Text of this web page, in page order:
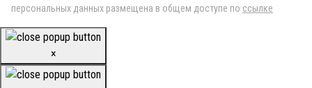
персональных данных размещена в общем доступе по ссылке
×